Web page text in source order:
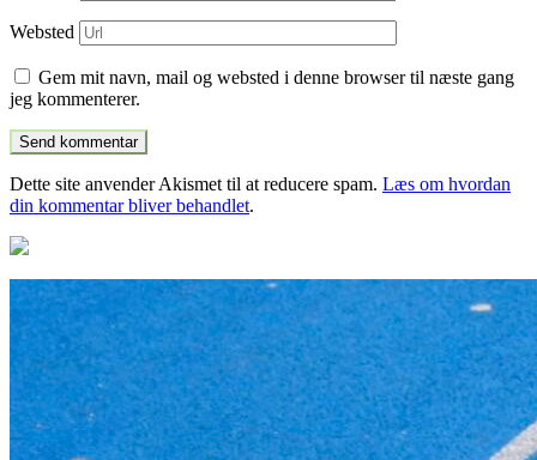
Websted
Gem mit navn, mail og websted i denne browser til næste gang
jeg kommenterer.
Dette site anvender Akismet til at reducere spam. Læs om hvordan
din kommentar bliver behandlet.